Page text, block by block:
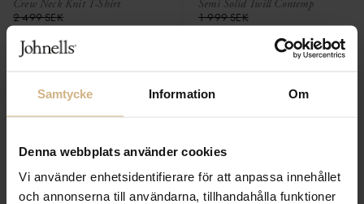
Samtycke Information Om
Denna webbplats använder cookies
Vi använder enhetsidentifierare för att anpassa innehållet
och annonserna till användarna, tillhandahålla funktioner
Crew Neck Knit T-Shirt
2 499 SEK
1 499 SEK
Semi Solid Twill Contemp
1 999 SEK
1 199 SEK